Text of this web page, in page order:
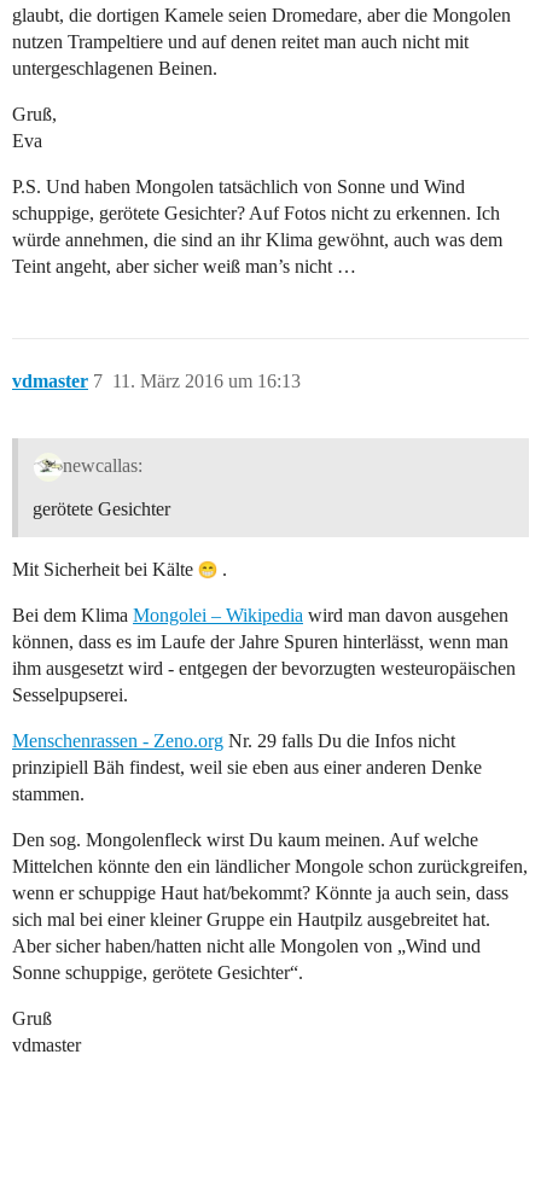
glaubt, die dortigen Kamele seien Dromedare, aber die Mongolen
nutzen Trampeltiere und auf denen reitet man auch nicht mit
untergeschlagenen Beinen.
Gruß,
Eva
P.S. Und haben Mongolen tatsächlich von Sonne und Wind
schuppige, gerötete Gesichter? Auf Fotos nicht zu erkennen. Ich
würde annehmen, die sind an ihr Klima gewöhnt, auch was dem
Teint angeht, aber sicher weiß man’s nicht …
vdmaster 11. März 2016 um 16:13
7
newcallas:
gerötete Gesichter
Mit Sicherheit bei Kälte .
Bei dem Klima Mongolei – Wikipedia wird man davon ausgehen
können, dass es im Laufe der Jahre Spuren hinterlässt, wenn man
ihm ausgesetzt wird - entgegen der bevorzugten westeuropäischen
Sesselpupserei.
Menschenrassen - Zeno.org Nr. 29 falls Du die Infos nicht
prinzipiell Bäh findest, weil sie eben aus einer anderen Denke
stammen.
Den sog. Mongolenfleck wirst Du kaum meinen. Auf welche
Mittelchen könnte den ein ländlicher Mongole schon zurückgreifen,
wenn er schuppige Haut hat/bekommt? Könnte ja auch sein, dass
sich mal bei einer kleiner Gruppe ein Hautpilz ausgebreitet hat.
Aber sicher haben/hatten nicht alle Mongolen von „Wind und
Sonne schuppige, gerötete Gesichter“.
Gruß
vdmaster